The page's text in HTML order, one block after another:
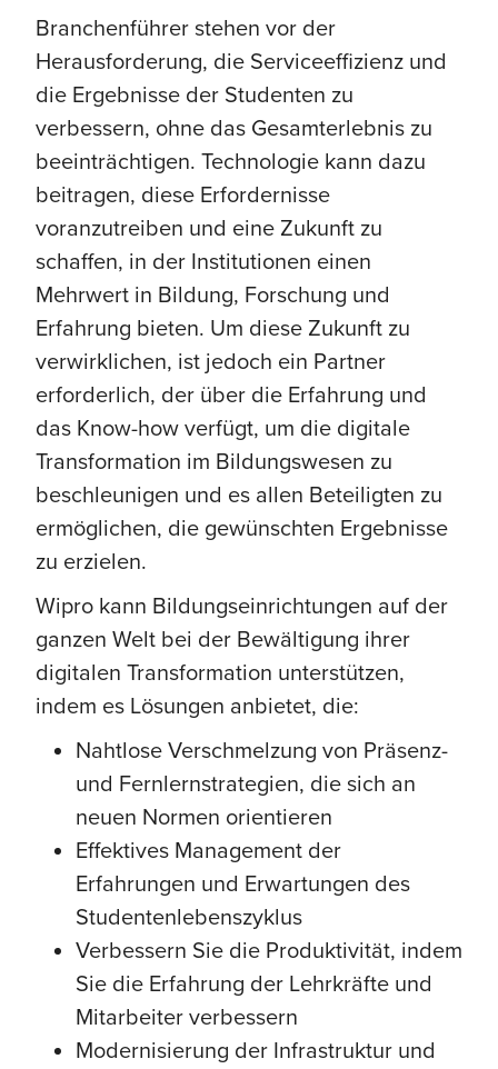
Branchenführer stehen vor der
Herausforderung, die Serviceeffizienz und
die Ergebnisse der Studenten zu
verbessern, ohne das Gesamterlebnis zu
beeinträchtigen. Technologie kann dazu
beitragen, diese Erfordernisse
voranzutreiben und eine Zukunft zu
schaffen, in der Institutionen einen
Mehrwert in Bildung, Forschung und
Erfahrung bieten. Um diese Zukunft zu
verwirklichen, ist jedoch ein Partner
erforderlich, der über die Erfahrung und
das Know-how verfügt, um die digitale
Transformation im Bildungswesen zu
beschleunigen und es allen Beteiligten zu
ermöglichen, die gewünschten Ergebnisse
zu erzielen.
Wipro kann Bildungseinrichtungen auf der
ganzen Welt bei der Bewältigung ihrer
digitalen Transformation unterstützen,
indem es Lösungen anbietet, die:
Nahtlose Verschmelzung von Präsenz-
und Fernlernstrategien, die sich an
neuen Normen orientieren
Effektives Management der
Erfahrungen und Erwartungen des
Studentenlebenszyklus
Verbessern Sie die Produktivität, indem
Sie die Erfahrung der Lehrkräfte und
Mitarbeiter verbessern
Modernisierung der Infrastruktur und